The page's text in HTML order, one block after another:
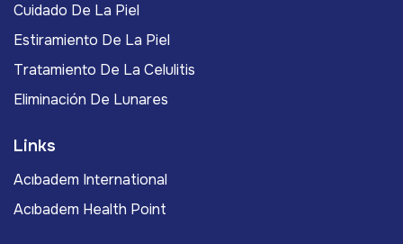
Cuidado De La Piel
Estiramiento De La Piel
Tratamiento De La Celulitis
Eliminación De Lunares
Links
Acıbadem International
Acıbadem Health Point